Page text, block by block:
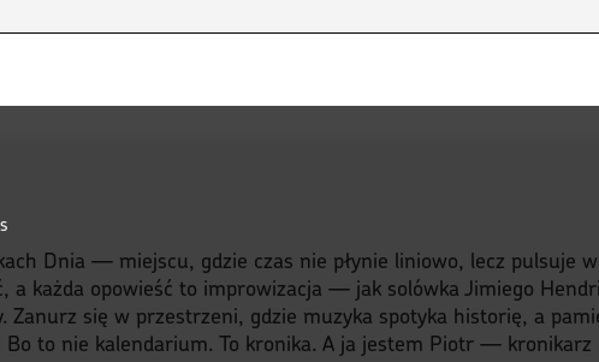
Dnia — miejscu, gdzie czas nie płynie liniowo, lecz pulsuje
a każda opowieść to improwizacja — jak solówka Jimiego
Zanurz się w przestrzeni, gdzie muzyka spotyka historię, a
to nie kalendarium. To kronika. A ja jestem Piotr — kronikarz